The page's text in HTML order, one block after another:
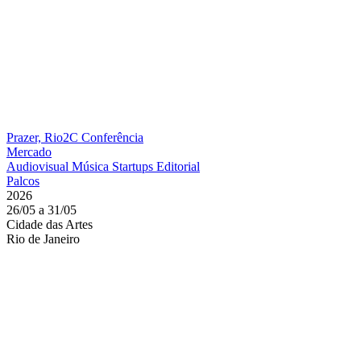
Prazer, Rio2C Conferência
Mercado
Audiovisual Música Startups Editorial
Palcos
2026
26/05 a 31/05
Cidade das Artes
Rio de Janeiro